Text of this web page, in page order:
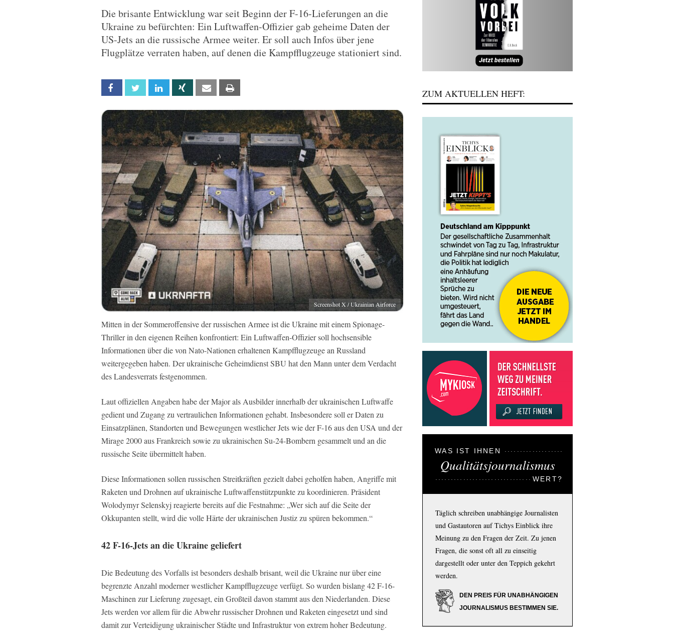
Die brisante Entwicklung war seit Beginn der F-16-Lieferungen an die
Ukraine zu befürchten: Ein Luftwaffen-Offizier gab geheime Daten der
US-Jets an die russische Armee weiter. Er soll auch Infos über jene
Flugplätze verraten haben, auf denen die Kampfflugzeuge stationiert sind.
Facebook Twitter Linkedin Xing Email
Screenshot X / Ukrainian Airforce
Mitten in der Sommeroffensive der russischen Armee ist die Ukraine mit einem Spionage-
Thriller in den eigenen Reihen konfrontiert: Ein Luftwaffen-Offizier soll hochsensible
Informationen über die von Nato-Nationen erhaltenen Kampfflugzeuge an Russland
weitergegeben haben. Der ukrainische Geheimdienst SBU hat den Mann unter dem Verdacht
des Landesverrats festgenommen.
Laut offiziellen Angaben habe der Major als Ausbilder innerhalb der ukrainischen Luftwaffe
gedient und Zugang zu vertraulichen Informationen gehabt. Insbesondere soll er Daten zu
Einsatzplänen, Standorten und Bewegungen westlicher Jets wie der F-16 aus den USA und der
Mirage 2000 aus Frankreich sowie zu ukrainischen Su-24-Bombern gesammelt und an die
russische Seite übermittelt haben.
Diese Informationen sollen russischen Streitkräften gezielt dabei geholfen haben, Angriffe mit
Raketen und Drohnen auf ukrainische Luftwaffenstützpunkte zu koordinieren. Präsident
Wolodymyr Selenskyj reagierte bereits auf die Festnahme: „Wer sich auf die Seite der
Okkupanten stellt, wird die volle Härte der ukrainischen Justiz zu spüren bekommen.“
42 F-16-Jets an die Ukraine geliefert
Die Bedeutung des Vorfalls ist besonders deshalb brisant, weil die Ukraine nur über eine
begrenzte Anzahl moderner westlicher Kampfflugzeuge verfügt. So wurden bislang 42 F-16-
Maschinen zur Lieferung zugesagt, ein Großteil davon stammt aus den Niederlanden. Diese
Jets werden vor allem für die Abwehr russischer Drohnen und Raketen eingesetzt und sind
damit zur Verteidigung ukrainischer Städte und Infrastruktur von extrem hoher Bedeutung.
ZUM AKTUELLEN HEFT:
WAS IST IHNEN
Qualitätsjournalismus
WERT?
Täglich schreiben unabhängige Journalisten
und Gastautoren auf Tichys Einblick ihre
Meinung zu den Fragen der Zeit. Zu jenen
Fragen, die sonst oft all zu einseitig
dargestellt oder unter den Teppich gekehrt
werden.
DEN PREIS FÜR UNABHÄNGIGEN
JOURNALISMUS BESTIMMEN SIE.